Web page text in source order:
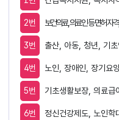
2번 보건의료, 의료인 등 면허 자
3번 출산, 아동, 청년, 기초
4번 노인, 장애인, 장기요
5번 기초생활보장, 의료급
6번 정신건강제도, 노인학